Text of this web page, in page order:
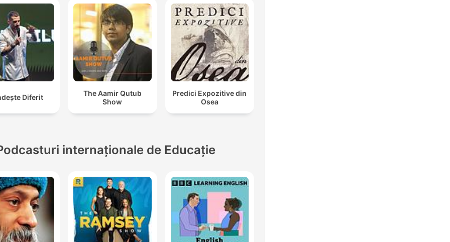
Diferit
The Aamir Qutub
Show
Predici Expozitive din
Osea
internaționale de Educație